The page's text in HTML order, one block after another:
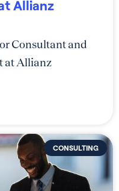
Allianz
Consultant and
at Allianz
CONSULTING